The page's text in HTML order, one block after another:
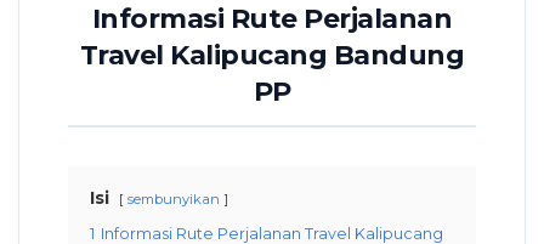
Informasi Rute Perjalanan
Travel Kalipucang Bandung
PP
Isi sembunyikan
1 Informasi Rute Perjalanan Travel Kalipucang